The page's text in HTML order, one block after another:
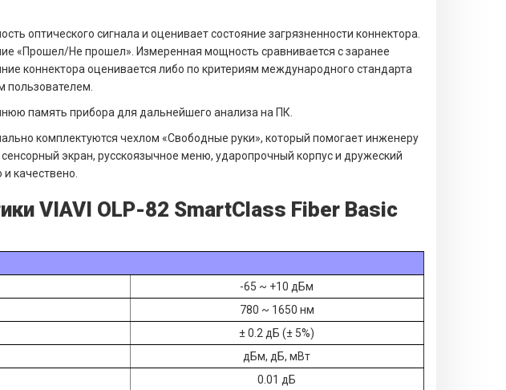
оптического сигнала и оценивает состояние загрязненности коннектора.
«Прошел/Не прошел». Измеренная мощность сравнивается с заранее
коннектора оценивается либо по критериям международного стандарта
пользователем.
память прибора для дальнейшего анализа на ПК.
комплектуются чехлом «Свободные руки», который помогает инженеру
экран, русскоязычное меню, ударопрочный корпус и дружеский
качествено.
VIAVI OLP-82 SmartClass Fiber Basic
-65 ~ +10 дБм
780 ~ 1650 нм
± 0.2 дБ (± 5%)
дБм, дБ, мВт
0.01 дБ